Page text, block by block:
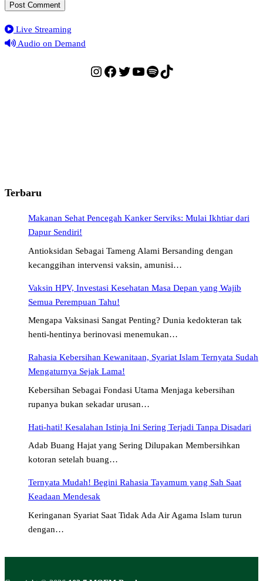
Live Streaming
Audio on Demand
Instagram
Facebook
Twitter
YouTube
Spotify
TikTok
Terbaru
Makanan Sehat Pencegah Kanker Serviks: Mulai Ikhtiar dari
Dapur Sendiri!
Antioksidan Sebagai Tameng Alami Bersanding dengan
kecanggihan intervensi vaksin, amunisi…
Vaksin HPV, Investasi Kesehatan Masa Depan yang Wajib
Semua Perempuan Tahu!
Mengapa Vaksinasi Sangat Penting? Dunia kedokteran tak
henti-hentinya berinovasi menemukan…
Rahasia Kebersihan Kewanitaan, Syariat Islam Ternyata Sudah
Mengaturnya Sejak Lama!
Kebersihan Sebagai Fondasi Utama Menjaga kebersihan
rupanya bukan sekadar urusan…
Hati-hati! Kesalahan Istinja Ini Sering Terjadi Tanpa Disadari
Adab Buang Hajat yang Sering Dilupakan Membersihkan
kotoran setelah buang…
Ternyata Mudah! Begini Rahasia Tayamum yang Sah Saat
Keadaan Mendesak
Keringanan Syariat Saat Tidak Ada Air Agama Islam turun
dengan…